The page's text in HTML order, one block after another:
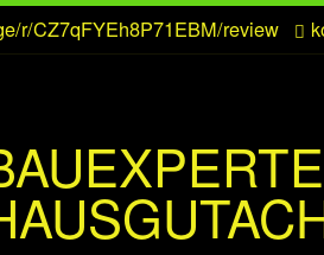
r/CZ7qFYEh8P71EBM/review